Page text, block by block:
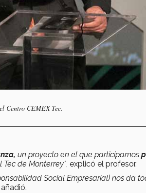
Centro CEMEX-Tec.
un proyecto en el que participamos
Tec de Monterrey", explicó el profesor.
Social Empresarial) nos da
añadió.